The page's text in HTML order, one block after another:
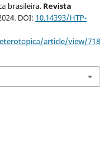
brasileira. Revista
DOI: 10.14393/HTP-
article/view/718